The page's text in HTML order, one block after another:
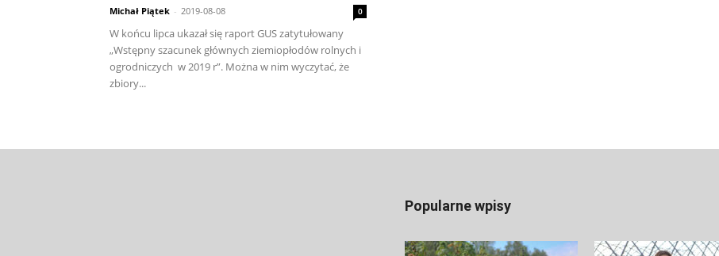
Michał Piątek - 2019-08-08 0
W końcu lipca ukazał się raport GUS zatytułowany
„Wstępny szacunek głównych ziemiopłodów rolnych i
ogrodniczych w 2019 r”. Można w nim wyczytać, że
zbiory...
Popularne wpisy